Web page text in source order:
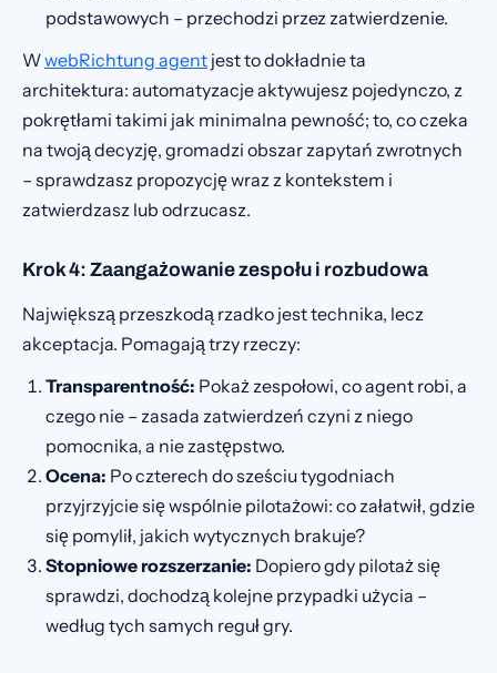
podstawowych – przechodzi przez zatwierdzenie.
WwebRichtung agent jest to dokładnie ta
architektura: automatyzacje aktywujesz pojedynczo, z
pokrętłami takimi jak minimalna pewność; to, co czeka
na twoją decyzję, gromadzi obszar zapytań zwrotnych
– sprawdzasz propozycję wraz z kontekstem i
zatwierdzasz lub odrzucasz.
Krok 4: Zaangażowanie zespołu i rozbudowa
Największą przeszkodą rzadko jest technika, lecz
akceptacja. Pomagają trzy rzeczy:
Transparentność: Pokaż zespołowi, co agent robi, a
czego nie – zasada zatwierdzeń czyni z niego
pomocnika, a nie zastępstwo.
Ocena: Po czterech do sześciu tygodniach
przyjrzyjcie się wspólnie pilotażowi: co załatwił, gdzie
się pomylił, jakich wytycznych brakuje?
Stopniowe rozszerzanie: Dopiero gdy pilotaż się
sprawdzi, dochodzą kolejne przypadki użycia –
według tych samych reguł gry.